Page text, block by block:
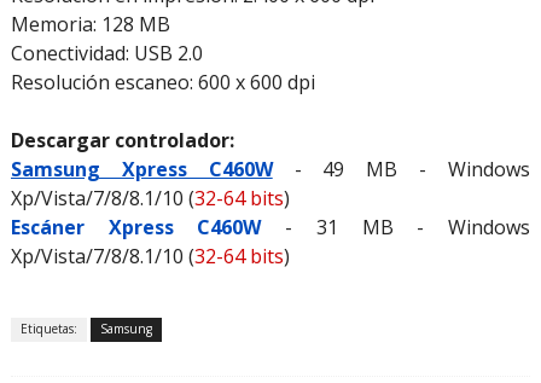
Memoria: 128 MB
Conectividad: USB 2.0
Resolución escaneo: 600 x 600 dpi
Descargar controlador:
Samsung Xpress C460W- 49 MB - Windows
Xp/Vista/7/8/8.1/10 (32-64 bits)
Escáner Xpress C460W- 31 MB - Windows
Xp/Vista/7/8/8.1/10 (32-64 bits)
Etiquetas: Samsung